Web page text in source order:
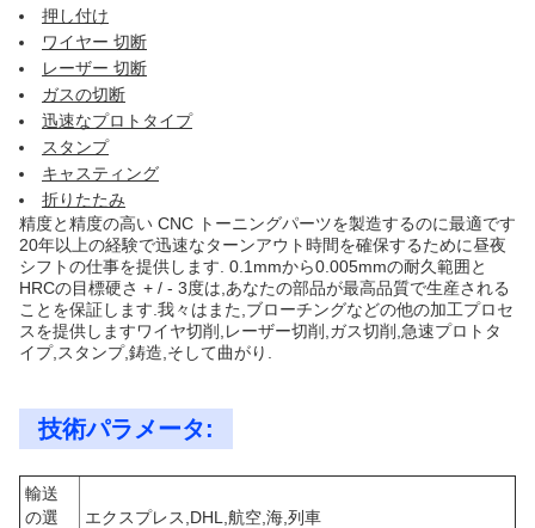
押し付け
ワイヤー 切断
レーザー 切断
ガスの切断
迅速なプロトタイプ
スタンプ
キャスティング
折りたたみ
精度と精度の高い CNC トーニングパーツを製造するのに最適です
20年以上の経験で迅速なターンアウト時間を確保するために昼夜
シフトの仕事を提供します. 0.1mmから0.005mmの耐久範囲と
HRCの目標硬さ + / - 3度は,あなたの部品が最高品質で生産される
ことを保証します.我々はまた,ブローチングなどの他の加工プロセ
スを提供しますワイヤ切削,レーザー切削,ガス切削,急速プロトタ
イプ,スタンプ,鋳造,そして曲がり.
技術パラメータ:
輸送
の選
エクスプレス,DHL,航空,海,列車